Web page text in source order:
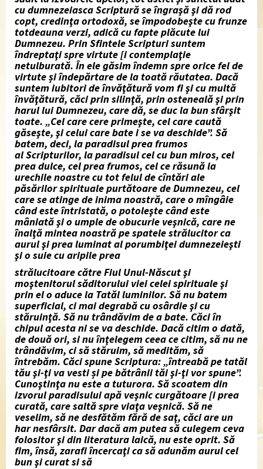
cu dumnezeiasca Scriptură se îngraşă şi dă rod
copt, credinţa ortodoxă, se împodobeşte cu frunze
totdeauna verzi, adică cu fapte plăcute lui
Dumnezeu. Prin Sfintele Scripturi suntem
îndreptaţi spre virtute [i contemplaţie
netulburată. În ele găsim îndemn spre orice fel de
virtute și îndepărtare de la toată răutatea. Dacă
suntem iubitori de învăţătură vom fi şi cu multă
învăţătură, căci prin silinţă, prin osteneală şi prin
harul lui Dumnezeu, care dă, se duc la bun sfârşit
toate. „Cel care cere primeşte, cel care caută
găseşte, şi celui carebate i se va deschide”. Să
batem, deci, la paradisul prea frumos
alScripturilor, la paradisul cel cu bun miros, cel
prea dulce, cel prea frumos, cel ce răsună la
urechile noastre cu tot felul de cîntări ale
păsărilor spirituale purtătoare de Dumnezeu, cel
care se atinge de inima noastră, care o mîngâie
când este întristată, o potoleşte când este
mâniată şi o umple de obucurie veşnică, care ne
înalţă mintea noastră pe spatele strălucitor ca
aurul şi prea luminat al porumbiţei dumnezeieşti
şi o suie cu aripile prea
strălucitoare către Fiul Unul-Născut şi
moştenitorul săditorului viei celei spirituale şi
prin el o aduce la Tatăl luminilor. Să nu batem
superficial, ci mai degrabă cu osârdie şi cu
stăruinţă. Să nu trândăvim de a bate. Căci în
chipul acesta ni se va deschide. Dacă citim o dată,
de două ori, si nu înţelegem ceea ce citim, să nu ne
trândăvim, ci să stăruim, să medităm, să
întrebăm. Căci spune Scriptura: „întreabă pe tatăl
tău şi-ţi va vesti și pe bătrânii tăi şi-ţi vor spune”.
Cunoştinţa nu este a tuturora. Să scoatem din
izvorul paradisului apă veşnic curgătoare [i prea
curată, care saltă spre viaţa veşnică. Să ne
veselim, să ne desfătăm fără de saţ, căci are un
har nesfârsit. Dar dacă am putea să culegem ceva
folositor şi din literatura laică, nu este oprit. Să
fim, însă, zarafi încercaţi ca să adunăm aurul cel
bun şi curat si să